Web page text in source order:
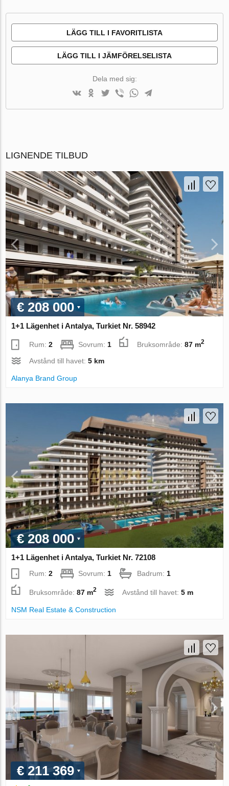
LÄGG TILL I FAVORITLISTA
LÄGG TILL I JÄMFÖRELSELISTA
Dela med sig:
LIGNENDE TILBUD
€ 208 000
1+1 Lägenhet i Antalya, Turkiet Nr. 58942
Rum:2 Sovrum: 1 Bruksområde:87 m2
Avstånd till havet:5 km
Alanya Brand Group
€ 208 000
1+1 Lägenhet i Antalya, Turkiet Nr. 72108
Rum:2 Sovrum:1 Badrum:1
Bruksområde:87 m2 Avstånd till havet:5 m
NSM Real Estate & Construction
€ 211 369